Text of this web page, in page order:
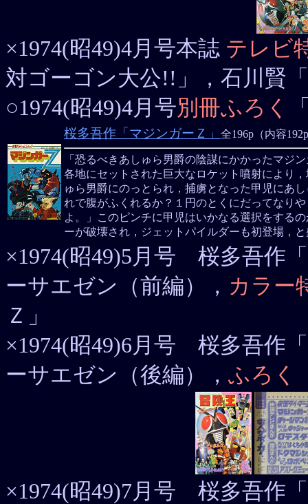
×1974(昭49)4月号本誌 テレビ
対ゴーゴン大公!!」，石川賢
○1974(昭49)4月号別冊ふろく
桜多吾作「マジンガーＺ」 全196p（内容
「恐るべきあしゅら男爵の陰謀にかかったマジ
各地にセットされた巨大なロケット噴射により
ゅら男爵にのっとられ，捕虜となった甲児にあ
れで腹がふくれるか？１円のとくにだってなり
よ。」このピンチに甲児はいかなる選択をする
ーが破壊され，ジェットパイルダーも初登場，
×1974(昭49)5月号 桜多吾作
ーサエゼン（前編）， カラー
Ｚ」
×1974(昭49)6月号 桜多吾作
ーサエゼン（後編）， ふろく
×1974(昭49)7月号 桜多吾作